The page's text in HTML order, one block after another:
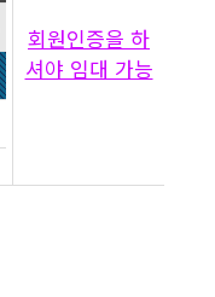
회원인증을 하
셔야 임대 가능